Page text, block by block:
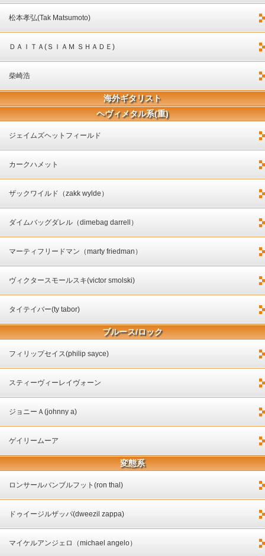
松本孝弘(Tak Matsumoto)
ＤＡＩＴＡ(ＳＩＡＭ ＳＨＡＤＥ)
柴崎浩
海外ギタリスト
ヘヴィメタル系(重)
ジェイムズヘットフィールド
カークハメット
ザックワイルド（zakk wylde）
ダイムバッグダレル（dimebag darrell）
マーティフリードマン（marty friedman）
ヴィクタースモールスキ(victor smolski)
タイテイバー(ty tabor)
ブルース/ロック
フィリップセイス(philip sayce)
スティーヴィーレイヴォーン
ジョニーＡ(johnny a)
ゲイリームーア
変態系
ロンサールバンブルフット(ron thal)
ドゥイージルザッパ(dweezil zappa)
マイケルアンジェロ（michael angelo）